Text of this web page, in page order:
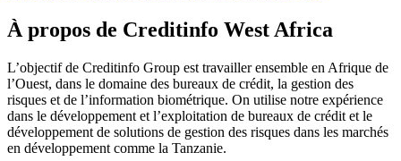
À propos de Creditinfo West Africa
L’objectif de Creditinfo Group est travailler ensemble en Afrique de
l’Ouest, dans le domaine des bureaux de crédit, la gestion des
risques et de l’information biométrique. On utilise notre expérience
dans le développement et l’exploitation de bureaux de crédit et le
développement de solutions de gestion des risques dans les marchés
en développement comme la Tanzanie.